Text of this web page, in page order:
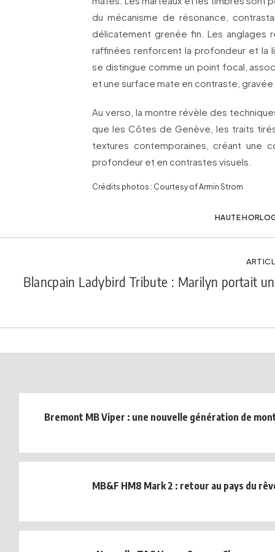
du mécanisme de résonance,
délicatement grenée fin. Les anglages
raffinées renforcent la profondeur et la
se distingue comme un point focal,
et une surface mate en contraste, gravée
Au verso, la montre révèle des
que les Côtes de Genève, les traits
textures contemporaines, créant une
profondeur et en contrastes visuels.
Crédits photos : Courtesy of Armin Strom
HAUTE
Blancpain Ladybird Tribute : Marilyn portait
Bremont MB Viper : une nouvelle génération de
MB&F HM8 Mark 2 : retour au pays du